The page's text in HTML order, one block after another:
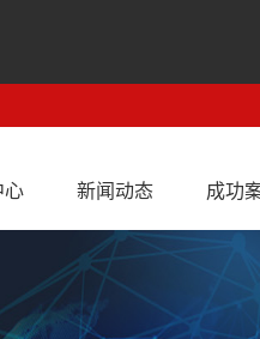
心 新闻动态 成功